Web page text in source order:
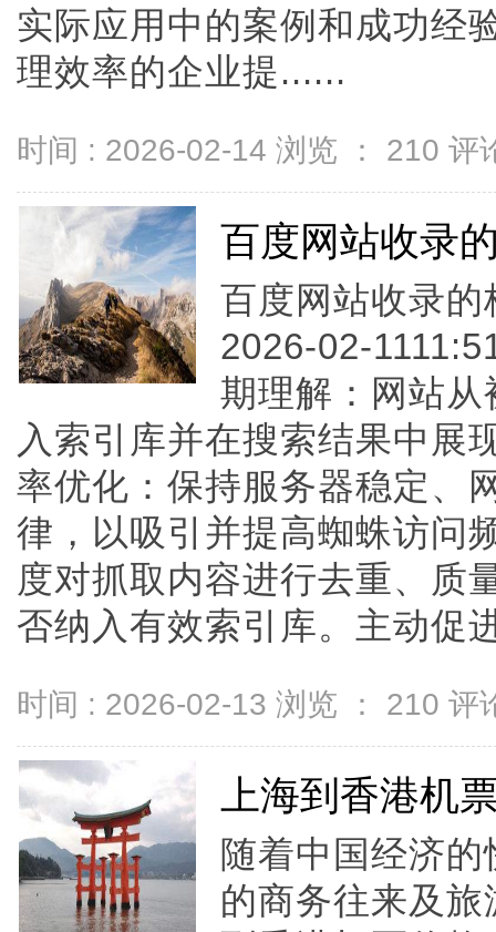
实际应用中的案例和成功经
理效率的企业提......
时间 : 2026-02-14 浏览 ： 210 评
百度网站收录
百度网站收录
2026-02-
期理解：网站
入索引库并在搜索结果中展
率优化：保持服务器稳定、
律，以吸引并提高蜘蛛访问
度对抓取内容进行去重、质
否纳入有效索引库。主动促
时间 : 2026-02-13 浏览 ： 210 评
上海到香港机
随着中国经济
的商务往来及